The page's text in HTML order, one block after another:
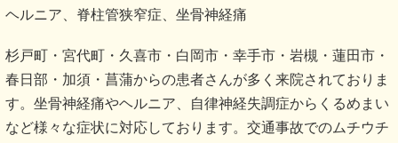
ヘルニア、脊柱管狭窄症、坐骨神経痛
杉戸町・宮代町・久喜市・白岡市・幸手市・岩槻・蓮田市・
春日部・加須・菖蒲からの患者さんが多く来院されておりま
す。坐骨神経痛やヘルニア、自律神経失調症からくるめまい
など様々な症状に対応しております。交通事故でのムチウチ